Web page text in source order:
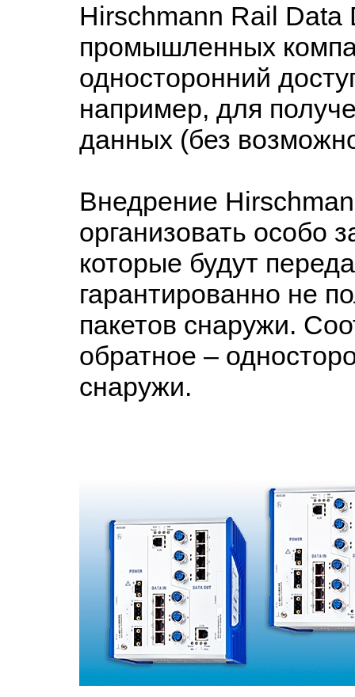
Hirschmann Rail Data
промышленных
односторонний
например, для
данных (без
Внедрение
организовать особо
которые будут
гарантированно не
пакетов снаружи.
обратное –
снаружи.